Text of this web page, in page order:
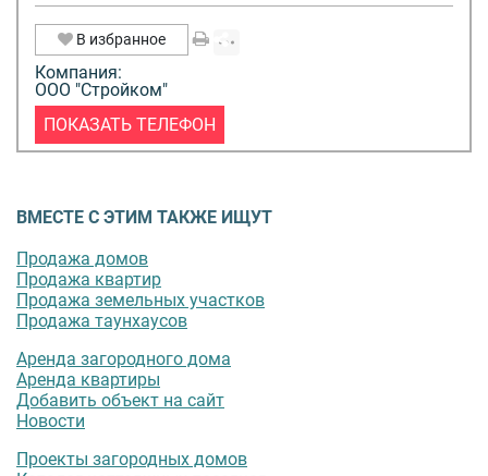
В избранное
Компания:
ООО "Стройком"
ПОКАЗАТЬ ТЕЛЕФОН
ВМЕСТЕ С ЭТИМ ТАКЖЕ ИЩУТ
Продажа домов
Продажа квартир
Продажа земельных участков
Продажа таунхаусов
Аренда загородного дома
Аренда квартиры
Добавить объект на сайт
Новости
Проекты загородных домов